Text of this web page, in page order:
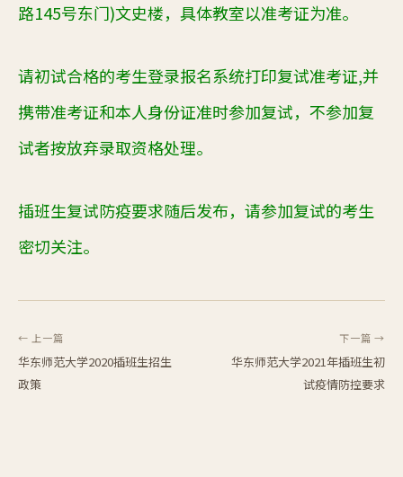
路145号东门)文史楼，具体教室以准考证为准。
请初试合格的考生登录报名系统打印复试准考证,并
携带准考证和本人身份证准时参加复试，不参加复
试者按放弃录取资格处理。
插班生复试防疫要求随后发布，请参加复试的考生
密切关注。
← 上一篇
华东师范大学2020插班生招生
政策
下一篇 →
华东师范大学2021年插班生初
试疫情防控要求